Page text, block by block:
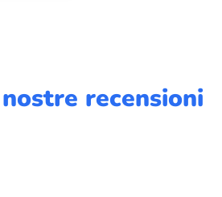
recensioni